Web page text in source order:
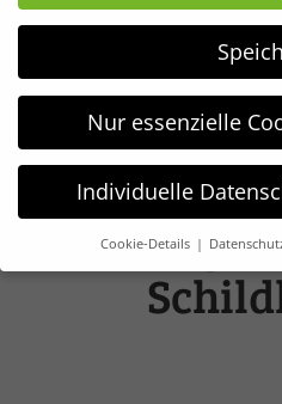
Body
Nur essenzielle
Individuelle
Cookie-Details
Wir verwenden Cookies und